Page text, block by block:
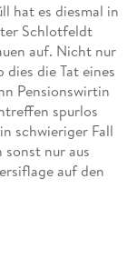
hat es diesmal in
Schlotfeldt
auf. Nicht nur
die Tat eines
Pensionswirtin
spurlos
schwieriger Fall
nur aus
auf den